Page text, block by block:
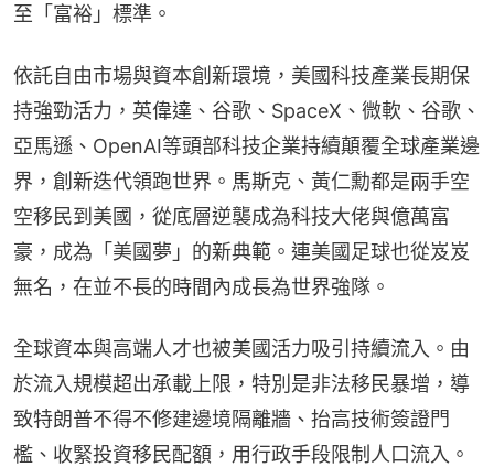
至「富裕」標準。
依託自由市場與資本創新環境，美國科技產業長期保
持強勁活力，英偉達、谷歌、SpaceX、微軟、谷歌、
亞馬遜、OpenAI等頭部科技企業持續顛覆全球產業邊
界，創新迭代領跑世界。馬斯克、黃仁勳都是兩手空
空移民到美國，從底層逆襲成為科技大佬與億萬富
豪，成為「美國夢」的新典範。連美國足球也從岌岌
無名，在並不長的時間內成長為世界強隊。
全球資本與高端人才也被美國活力吸引持續流入。由
於流入規模超出承載上限，特別是非法移民暴增，導
致特朗普不得不修建邊境隔離牆、抬高技術簽證門
檻、收緊投資移民配額，用行政手段限制人口流入。